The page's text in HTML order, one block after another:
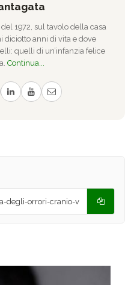
1972, sul tavolo della casa
diciotto anni di vita e dove
quelli di un’infanzia felice
Continua...